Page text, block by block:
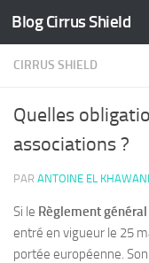
Skip to content
Blog Cirrus Shield
CIRRUS SHIELD
Quelles
associations ?
PAR ANTOINE EL
Si le Règlement
entré en vigueur le 25
portée européenne.